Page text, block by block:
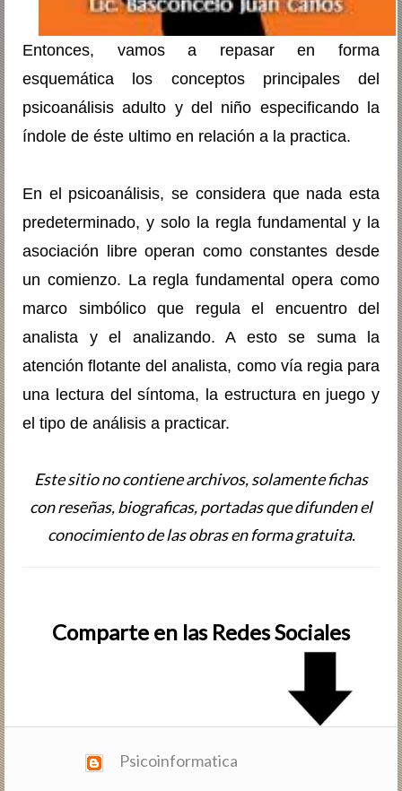
Entonces, vamos a repasar en forma
esquemática los conceptos principales del
psicoanálisis adulto y del niño especificando la
índole de éste ultimo en relación a la practica.
En el psicoanálisis, se considera que nada esta
predeterminado, y solo la regla fundamental y la
asociación libre operan como constantes desde
un comienzo. La regla fundamental opera como
marco simbólico que regula el encuentro del
analista y el analizando. A esto se suma la
atención flotante del analista, como vía regia para
una lectura del síntoma, la estructura en juego y
el tipo de análisis a practicar.
Este sitio no contiene archivos, solamente fichas
con reseñas, biografic­as, portadas que difunden el
conocimiento de las obras en forma gratuita.
Comparte en las Redes Sociales
Psicoinformatica